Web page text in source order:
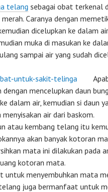
telang sebagai obat terkenal
Caranya dengan
dicelupkan ke dalam
muka di masukan ke
sampai air yang sudah
dengan mencelupkan daun
dalam air, kemudian si daun
air dari baskom.
atau kembang telang itu
akan banyak kotoran
mata ini dilakukan pada
kotoran mata.
untuk menyembuhkan mata
juga bermanfaat untuk